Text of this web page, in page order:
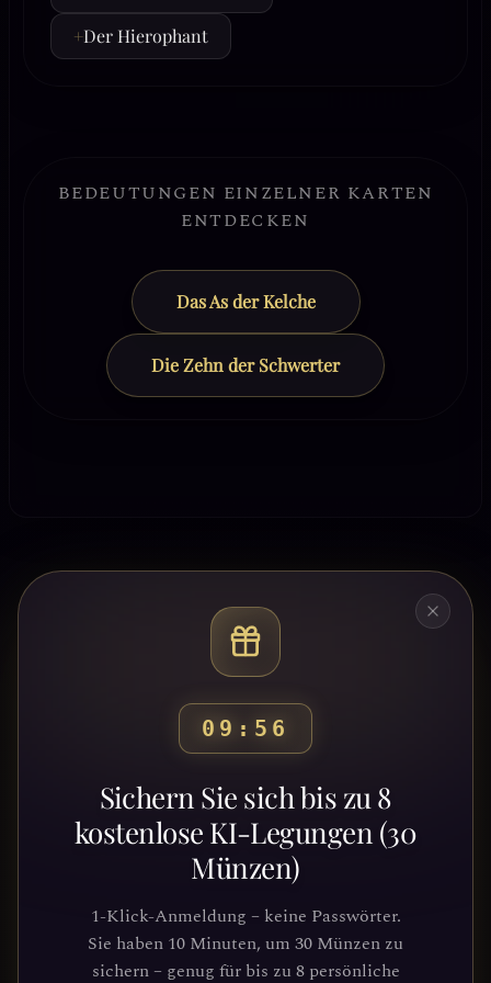
+Der Hierophant
BEDEUTUNGEN EINZELNER KARTEN
ENTDECKEN
Das As der Kelche
Die Zehn der Schwerter
09:53
Sichern Sie sich bis zu 8
kostenlose KI-Legungen (30
Münzen)
1-Klick-Anmeldung – keine Passwörter.
Sie haben 10 Minuten, um 30 Münzen zu
sichern – genug für bis zu 8 persönliche
Bereit, deinen Weg zu
entdecken?
Schließe dich Tausenden von
Suchenden an, die Klarheit und
Führung durch unsere Plattform
gefunden haben. Deine kosmische Reise